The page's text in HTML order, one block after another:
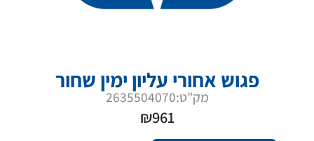
פגוש אחורי עליון ימין שחור
מק"ט:2635504070
₪961